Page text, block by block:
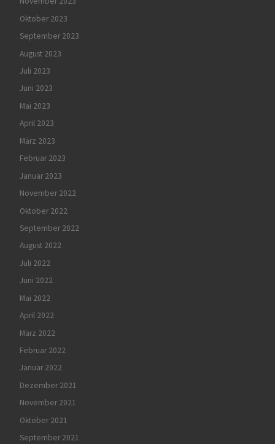
Oktober 2023
September 2023
August 2023
Juli 2023
Juni 2023
Mai 2023
April 2023
März 2023
Februar 2023
Januar 2023
November 2022
Oktober 2022
September 2022
August 2022
Juli 2022
Juni 2022
Mai 2022
April 2022
März 2022
Februar 2022
Januar 2022
Dezember 2021
November 2021
Oktober 2021
September 2021